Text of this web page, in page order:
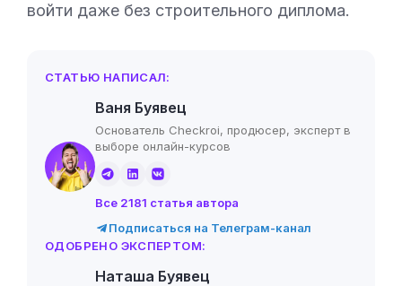
войти даже без строительного диплома.
СТАТЬЮ НАПИСАЛ:
Ваня Буявец
Основатель Checkroi, продюсер, эксперт в
выборе онлайн-курсов
Все 2181 статья автора
Подписаться на Телеграм-канал
ОДОБРЕНО ЭКСПЕРТОМ:
Наташа Буявец